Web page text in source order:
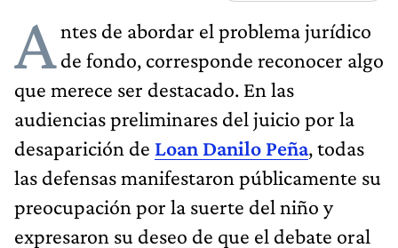
Antes de abordar el problema jurídico
de fondo, corresponde reconocer algo
que merece ser destacado. En las
audiencias preliminares del juicio por la
desaparición de Loan Danilo Peña, todas
las defensas manifestaron públicamente su
preocupación por la suerte del niño y
expresaron su deseo de que el debate oral